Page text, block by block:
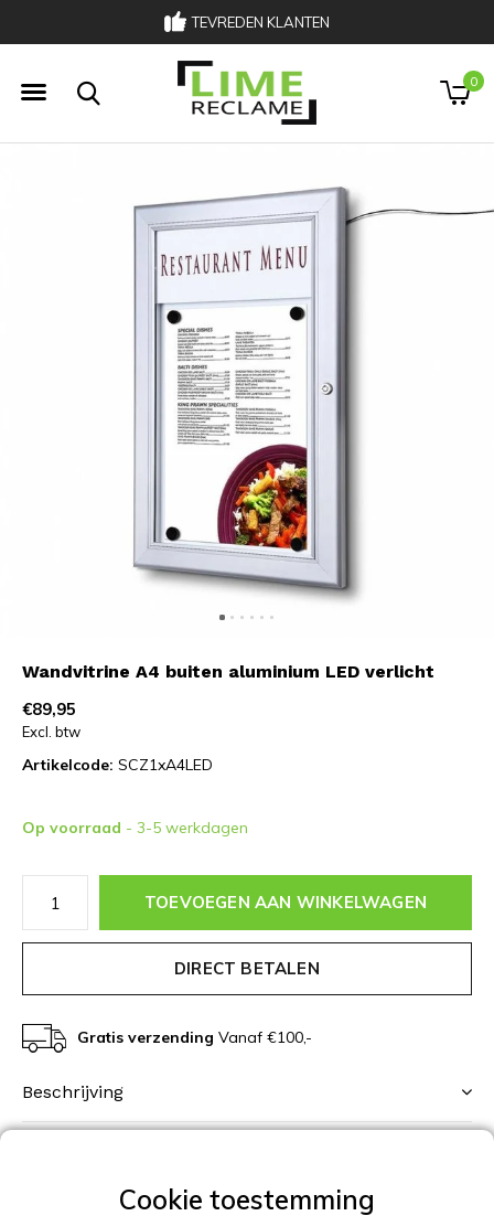
TEVREDEN KLANTEN
0
Wandvitrine A4 buiten aluminium LED verlicht
€89,95
Excl. btw
Artikelcode: SCZ1xA4LED
Op voorraad - 3-5 werkdagen
TOEVOEGEN AAN WINKELWAGEN
DIRECT BETALEN
Gratis verzending Vanaf €100,-
Beschrijving
Wandvitrine buiten voor 1xA4 in het aluminium LED verlicht